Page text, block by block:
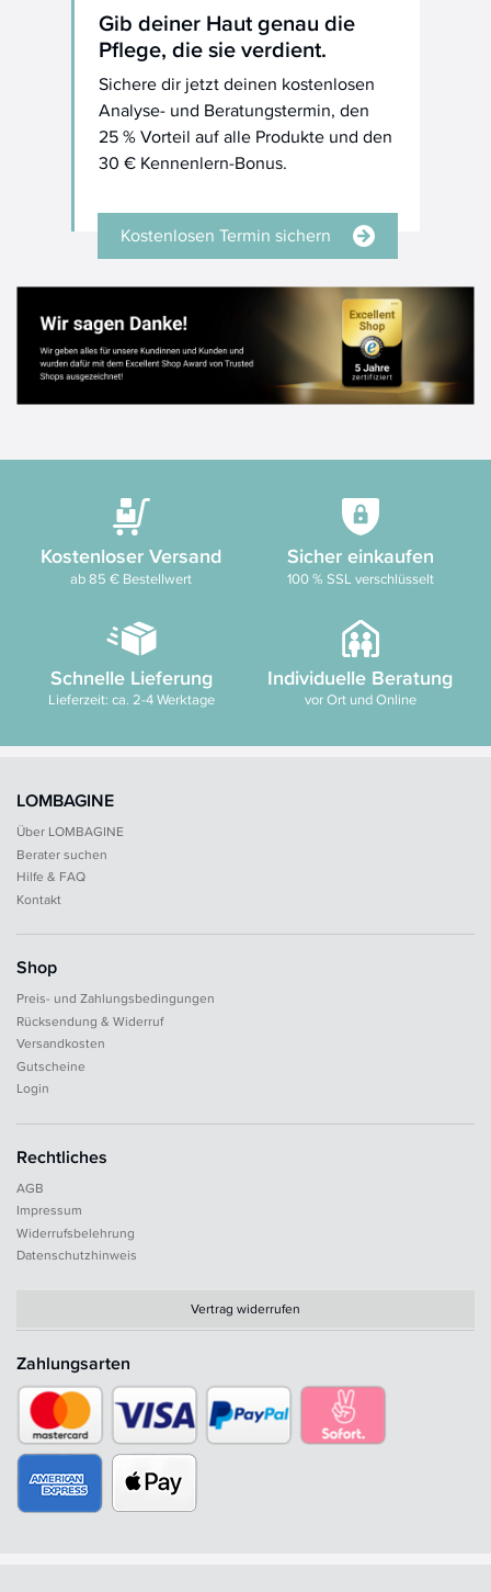
Gib deiner Haut genau die
Pflege, die sie verdient.
Sichere dir jetzt deinen kostenlosen
Analyse- und Beratungstermin, den
25 % Vorteil auf alle Produkte und den
30 € Kennenlern-Bonus.
Kostenlosen Termin sichern
Kostenloser Versand
ab 85 € Bestellwert
Sicher einkaufen
100 % SSL verschlüsselt
Schnelle Lieferung
Lieferzeit: ca. 2-4 Werktage
Individuelle Beratung
vor Ort und Online
LOMBAGINE
Über LOMBAGINE
Berater suchen
Hilfe & FAQ
Kontakt
Shop
Preis- und Zahlungsbedingungen
Rücksendung & Widerruf
Versandkosten
Gutscheine
Login
Rechtliches
AGB
Impressum
Widerrufsbelehrung
Datenschutzhinweis
Vertrag widerrufen
Zahlungsarten